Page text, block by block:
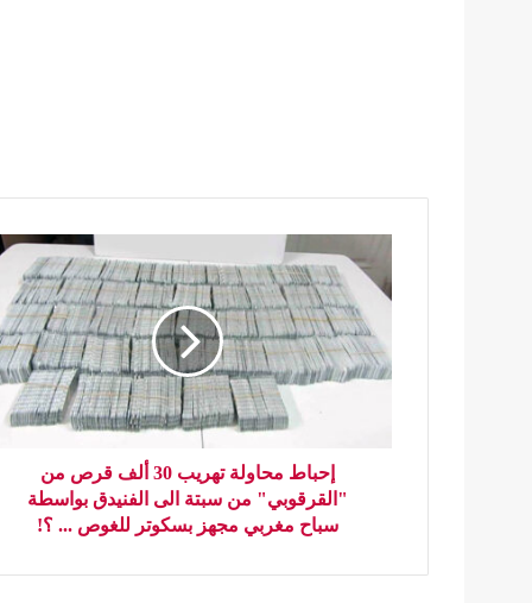
إحباط محاولة تهريب 30 ألف قرص من
"القرقوبي" من سبتة الى الفنيدق بواسطة
سباح مغربي مجهز بسكوتر للغوص ... ؟!